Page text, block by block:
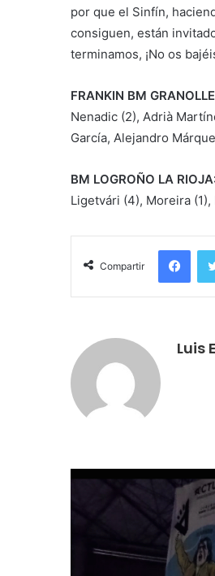
por que el Sinfín,
consiguen, están
terminamos, ¡No os
FRANKIN BM
Nenadic (2), Adrià
García, Alejandro
BM LOGROÑO LA
Ligetvári (4), Moreira
Compartir
Luis